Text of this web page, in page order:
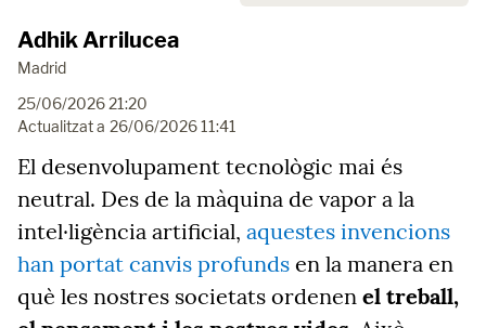
Adhik Arrilucea
Madrid
25/06/2026 21:20
Actualitzat a 26/06/2026 11:41
El desenvolupament tecnològic mai és
neutral. Des de la màquina de vapor a la
intel·ligència artificial, aquestes invencions
han portat canvis profunds en la manera en
què les nostres societats ordenen el treball,